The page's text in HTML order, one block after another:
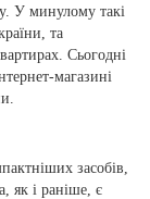
У минулому такі
та
Сьогодні
магазині
засобів,
як і раніше, є